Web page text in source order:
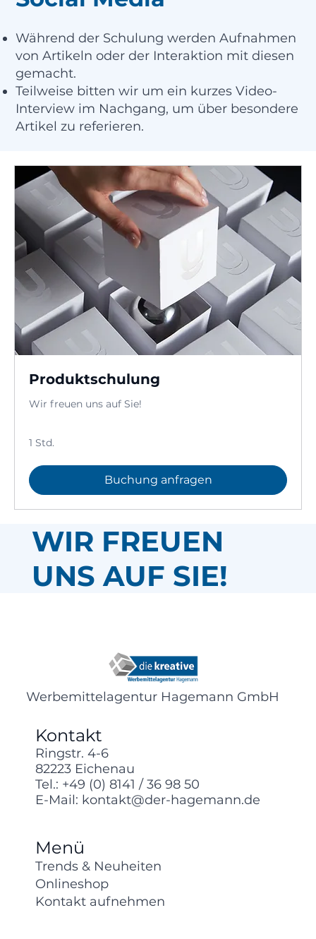
Produktschulung
Wir freuen uns auf Sie!
1 Std.
Buchung anfragen
Während der Schulung werden Aufnahmen
von Artikeln oder der Interaktion mit diesen
gemacht.
Teilweise bitten wir um ein kurzes Video-
Interview im Nachgang, um über besondere
Artikel zu referieren.
WIR FREUEN
UNS AUF SIE!
Werbemittelagentur Hagemann GmbH
Kontakt
Menü
Trends & Neuheiten
Onlineshop
Kontakt aufnehmen
Ringstr. 4-6
82223 Eichenau
Tel.: +49 (0) 8141 / 36 98 50
E-Mail: kontakt@der-hagemann.de